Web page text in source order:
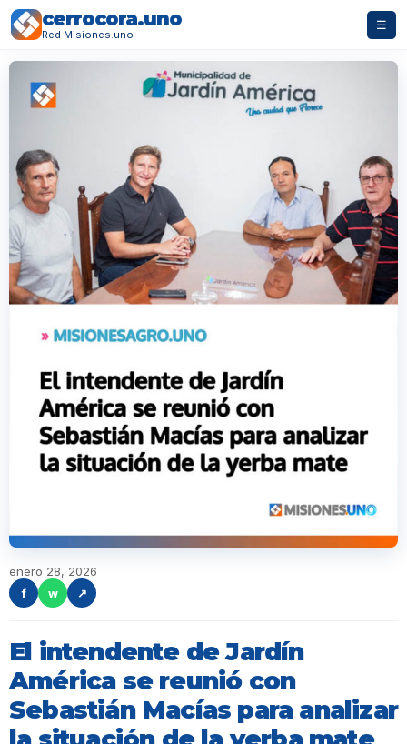
cerrocora.uno
Red Misiones.uno
☰
enero 28, 2026
f
w ↗
El intendente de Jardín
América se reunió con
Sebastián Macías para analizar